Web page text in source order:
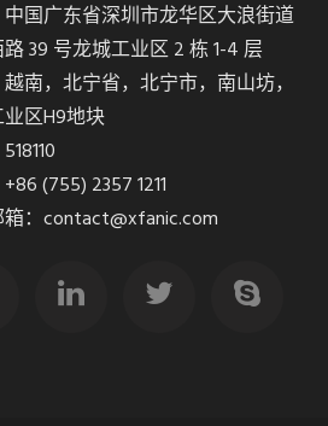
国广东省深圳市龙华区大浪街道
39 号龙城工业区 2 栋 1-4 层
南，北宁省，北宁市，南山坊，
区H9地块
(755) 2357 1211
箱：contact@xfanic.com